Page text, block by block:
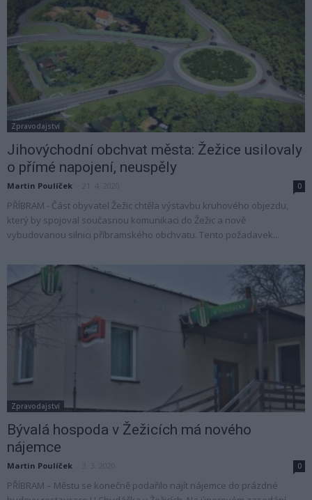
Zpravodajství
Jihovýchodní obchvat města: Žežice usilovaly
o přímé napojení, neuspěly
Martin Poulíček 0
PŘÍBRAM - Část obyvatel Žežic chtěla výstavbu kruhového objezdu,
který by spojoval současnou komunikaci do Žežic a nově
vybudovanou silnici příbramského obchvatu. Tento požadavek...
Zpravodajství
Bývalá hospoda v Žežicích má nového
nájemce
Martin Poulíček 0
PŘÍBRAM – Městu se konečně podařilo najít nájemce do prázdné